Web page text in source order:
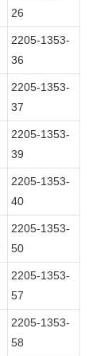
26
2205-1353-
36
2205-1353-
37
2205-1353-
39
2205-1353-
40
2205-1353-
50
2205-1353-
57
2205-1353-
58